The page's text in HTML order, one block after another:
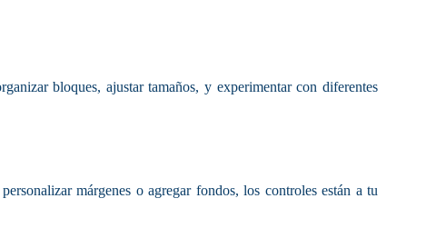
bloques, ajustar tamaños, y experimentar con diferentes
márgenes o agregar fondos, los controles están a tu